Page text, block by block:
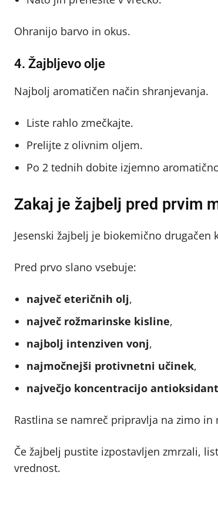
Ohranijo barvo in okus.
4. Žajbljevo olje
Najbolj aromatičen način shranjevanja.
Liste rahlo zmečkajte.
Prelijte z olivnim oljem.
Po 2 tednih dobite izjemno
Zakaj je žajbelj pred prvim
Jesenski žajbelj je biokemično
Pred prvo slano vsebuje:
največ eteričnih olj,
največ rožmarinske kisline,
najbolj intenziven vonj,
najmočnejši protivnetni učinek,
največjo koncentracijo
Rastlina se namreč pripravlja na zimo in
Če žajbelj pustite izpostavljen zmrzali,
vrednost.